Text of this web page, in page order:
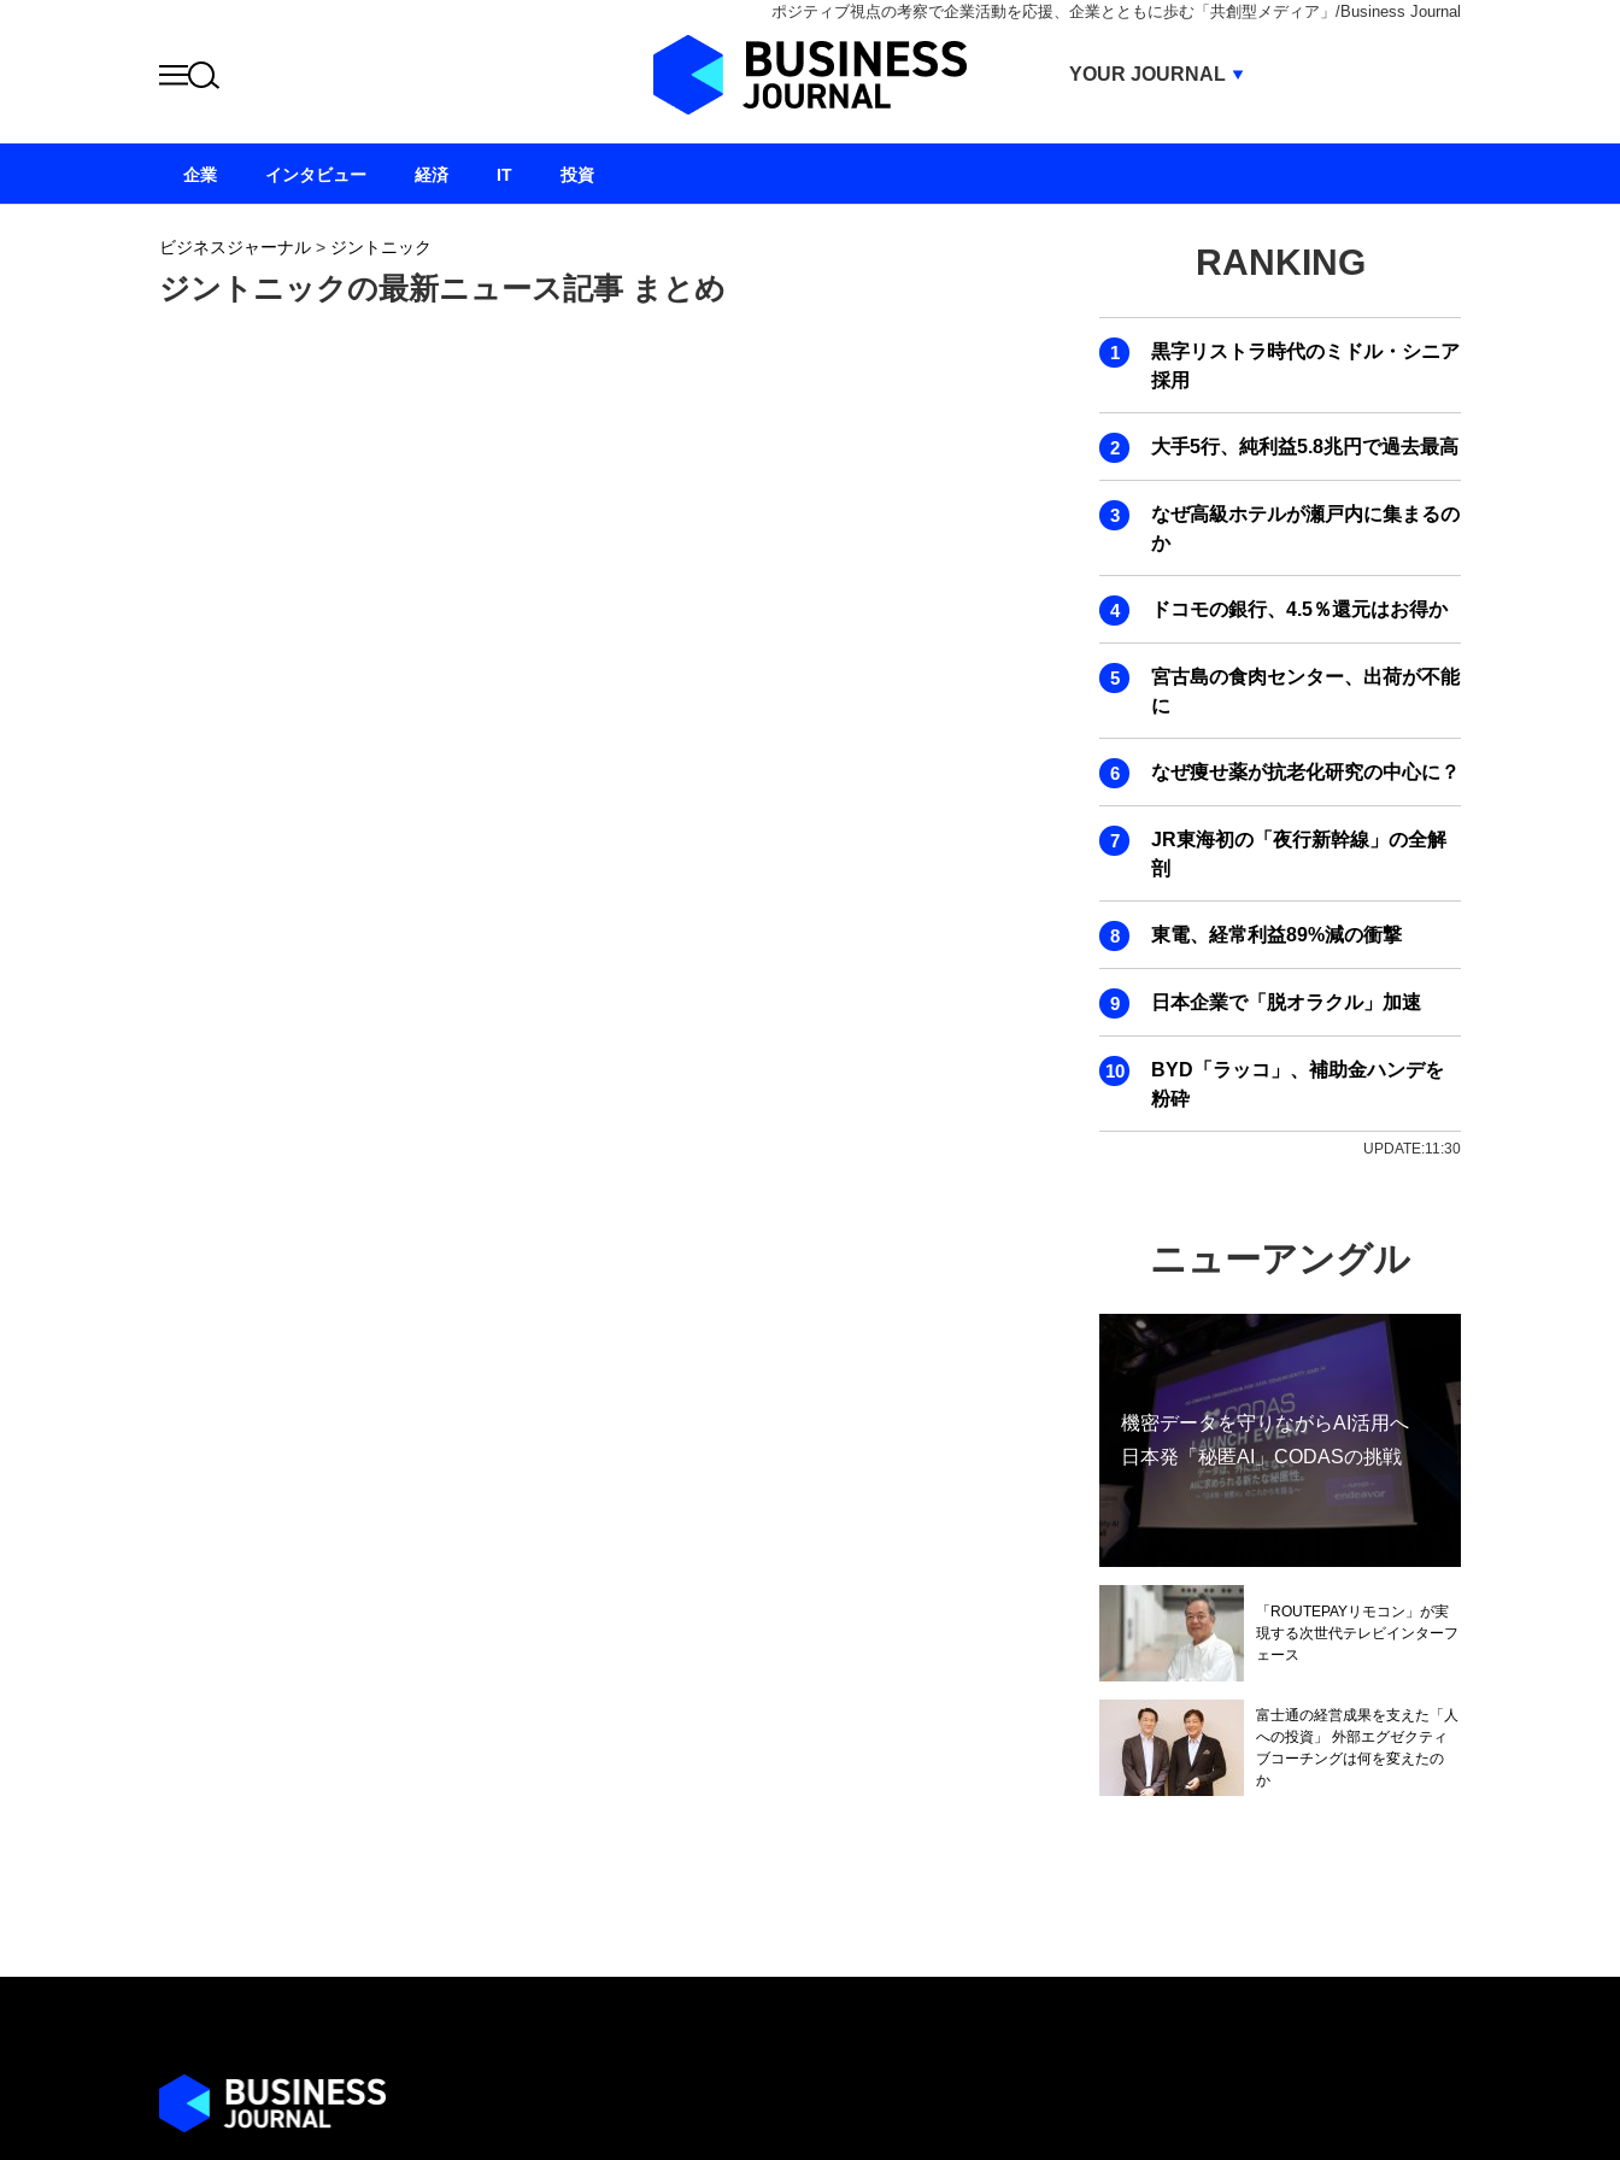
ポジティブ視点の考察で企業活動を応援、企業とともに歩む「共創型メディア」/Business Journal
ビジネスジャーナル > ジントニック
ジントニックの最新ニュース記事 まとめ
RANKING
黒字リストラ時代のミドル・シニア
採用
大手5行、純利益5.8兆円で過去最高
なぜ高級ホテルが瀬戸内に集まるの
か
ドコモの銀行、4.5％還元はお得か
宮古島の食肉センター、出荷が不能
に
なぜ痩せ薬が抗老化研究の中心に？
JR東海初の「夜行新幹線」の全解
剖
東電、経常利益89%減の衝撃
日本企業で「脱オラクル」加速
BYD「ラッコ」、補助金ハンデを
粉砕
UPDATE:11:30
ニューアングル
機密データを守りながらAI活用へ
日本発「秘匿AI」CODASの挑戦
「ROUTEPAYリモコン」が実
現する次世代テレビインターフ
ェース
富士通の経営成果を支えた「人
への投資」 外部エグゼクティ
ブコーチングは何を変えたの
か
企業 インタビュー 経済 IT 投資
YOUR JOURNAL
BUSINESS JOURNAL
IVS JOURNAL
ENERGY MANAGEMENT JOURNAL
INBOUND JOURNAL
LIFE ENDING JOURNAL
AI JOURNAL
REAL ESTATE BROKERAGE JOURNAL
SMART MARKETING JOURNAL